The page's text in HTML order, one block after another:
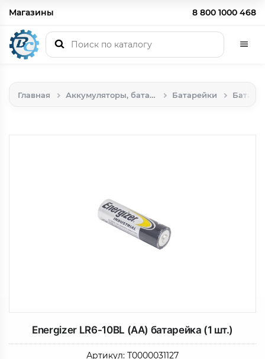
Магазины 8 800 1000 468
Главная Аккумуляторы, батарейки Батарейки
Energizer LR6-10BL (AA) батарейка (1 шт.)
Артикул: Т0000031127